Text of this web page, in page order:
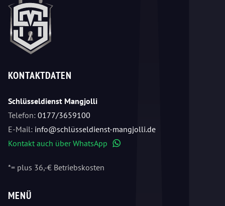
KONTAKTDATEN
Schlüsseldienst Mangjolli
Telefon: 0177/3659100
E-Mail: info@schlüsseldienst-mangjolli.de
Kontakt auch über WhatsApp
*= plus 36,-€ Betriebskosten
MENÜ